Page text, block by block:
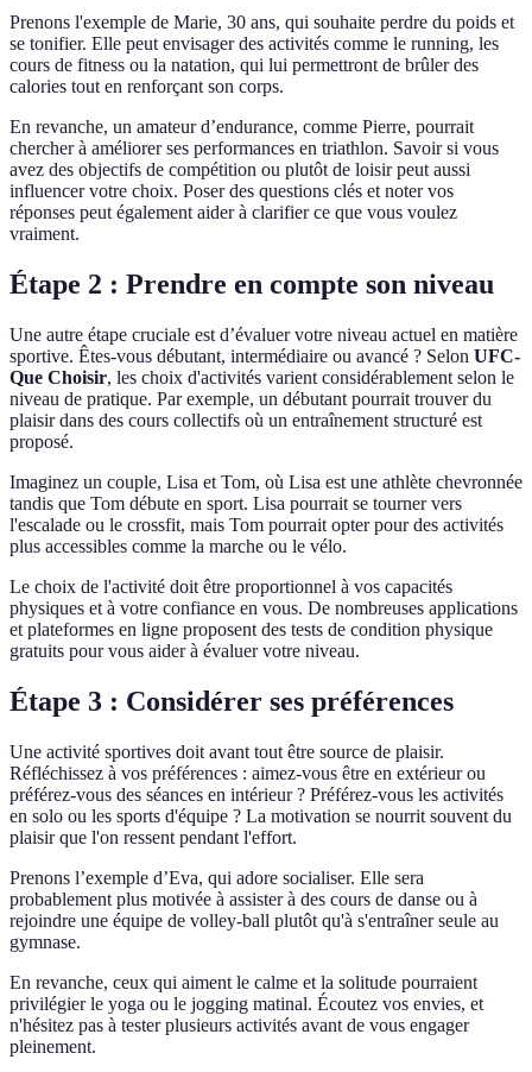
Prenons l'exemple de Marie, 30 ans, qui souhaite perdre du poids et
se tonifier. Elle peut envisager des activités comme le running, les
cours de fitness ou la natation, qui lui permettront de brûler des
calories tout en renforçant son corps.
En revanche, un amateur d’endurance, comme Pierre, pourrait
chercher à améliorer ses performances en triathlon. Savoir si vous
avez des objectifs de compétition ou plutôt de loisir peut aussi
influencer votre choix. Poser des questions clés et noter vos
réponses peut également aider à clarifier ce que vous voulez
vraiment.
Étape 2 : Prendre en compte son niveau
Une autre étape cruciale est d’évaluer votre niveau actuel en matière
sportive. Êtes-vous débutant, intermédiaire ou avancé ? Selon UFC-
Que Choisir, les choix d'activités varient considérablement selon le
niveau de pratique. Par exemple, un débutant pourrait trouver du
plaisir dans des cours collectifs où un entraînement structuré est
proposé.
Imaginez un couple, Lisa et Tom, où Lisa est une athlète chevronnée
tandis que Tom débute en sport. Lisa pourrait se tourner vers
l'escalade ou le crossfit, mais Tom pourrait opter pour des activités
plus accessibles comme la marche ou le vélo.
Le choix de l'activité doit être proportionnel à vos capacités
physiques et à votre confiance en vous. De nombreuses applications
et plateformes en ligne proposent des tests de condition physique
gratuits pour vous aider à évaluer votre niveau.
Étape 3 : Considérer ses préférences
Une activité sportives doit avant tout être source de plaisir.
Réfléchissez à vos préférences : aimez-vous être en extérieur ou
préférez-vous des séances en intérieur ? Préférez-vous les activités
en solo ou les sports d'équipe ? La motivation se nourrit souvent du
plaisir que l'on ressent pendant l'effort.
Prenons l’exemple d’Eva, qui adore socialiser. Elle sera
probablement plus motivée à assister à des cours de danse ou à
rejoindre une équipe de volley-ball plutôt qu'à s'entraîner seule au
gymnase.
En revanche, ceux qui aiment le calme et la solitude pourraient
privilégier le yoga ou le jogging matinal. Écoutez vos envies, et
n'hésitez pas à tester plusieurs activités avant de vous engager
pleinement.